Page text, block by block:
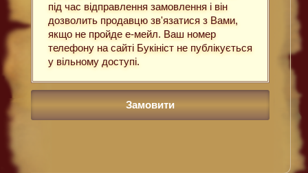
під час відправлення замовлення і він
дозволить продавцю зв'язатися з Вами,
якщо не пройде е-мейл. Ваш номер
телефону на сайті Букініст не публікується
у вільному доступі.